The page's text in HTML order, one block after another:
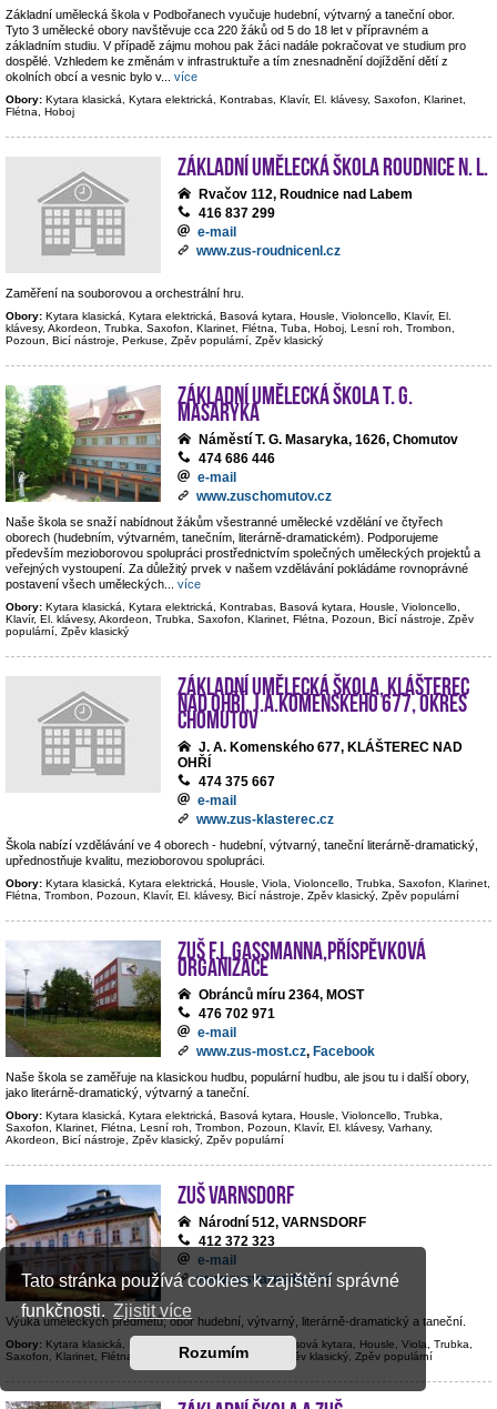
Tato stránka používá cookies k zajištění správné
funkčnosti. Zjistit více
Rozumím
Základní umělecká škola v Podbořanech vyučuje hudební, výtvarný a taneční obor.
Tyto 3 umělecké obory navštěvuje cca 220 žáků od 5 do 18 let v přípravném a
základním studiu. V případě zájmu mohou pak žáci nadále pokračovat ve studium pro
dospělé. Vzhledem ke změnám v infrastruktuře a tím znesnadnění dojíždění dětí z
okolních obcí a vesnic bylo v... více
Obory: Kytara klasická, Kytara elektrická, Kontrabas, Klavír, El. klávesy, Saxofon, Klarinet,
Flétna, Hoboj
Základní umělecká škola Roudnice n. L.
Rvačov 112, Roudnice nad Labem
416 837 299
e-mail
www.zus-roudnicenl.cz
Zaměření na souborovou a orchestrální hru.
Obory: Kytara klasická, Kytara elektrická, Basová kytara, Housle, Violoncello, Klavír, El.
klávesy, Akordeon, Trubka, Saxofon, Klarinet, Flétna, Tuba, Hoboj, Lesní roh, Trombon,
Pozoun, Bicí nástroje, Perkuse, Zpěv populární, Zpěv klasický
Základní umělecká škola T. G.
Masaryka
Náměstí T. G. Masaryka, 1626, Chomutov
474 686 446
e-mail
www.zuschomutov.cz
Naše škola se snaží nabídnout žákům všestranné umělecké vzdělání ve čtyřech
oborech (hudebním, výtvarném, tanečním, literárně-dramatickém). Podporujeme
především mezioborovou spolupráci prostřednictvím společných uměleckých projektů a
veřejných vystoupení. Za důležitý prvek v našem vzdělávání pokládáme rovnoprávné
postavení všech uměleckých
více
Obory: Kytara klasická, Kytara elektrická, Kontrabas, Basová kytara, Housle, Violoncello,
Klavír, El. klávesy, Akordeon, Trubka, Saxofon, Klarinet, Flétna, Pozoun, Bicí nástroje, Zpěv
populární, Zpěv klasický
Základní umělecká škola, Klášterec
nad Ohří, J.A.Komenského 677, okres
Chomutov
J. A. Komenského 677, KLÁŠTEREC NAD
OHŘÍ
474 375 667
e-mail
www.zus-klasterec.cz
Škola nabízí vzdělávání ve 4 oborech - hudební, výtvarný, taneční literárně-dramatický,
upřednostňuje kvalitu, mezioborovou spolupráci.
Obory: Kytara klasická, Kytara elektrická, Housle, Viola, Violoncello, Trubka, Saxofon, Klarinet,
Flétna, Trombon, Pozoun, Klavír, El. klávesy, Bicí nástroje, Zpěv klasický, Zpěv populární
ZUŠ F.L.Gassmanna,příspěvková
organizace
Obránců míru 2364, MOST
476 702 971
e-mail
www.zus-most.cz, Facebook
Naše škola se zaměřuje na klasickou hudbu, populární hudbu, ale jsou tu i další obory,
jako literárně-dramatický, výtvarný a taneční.
Obory: Kytara klasická, Kytara elektrická, Basová kytara, Housle, Violoncello, Trubka,
Saxofon, Klarinet, Flétna, Lesní roh, Trombon, Pozoun, Klavír, El. klávesy, Varhany,
Akordeon, Bicí nástroje, Zpěv klasický, Zpěv populární
ZUŠ Varnsdorf
Národní 512, VARNSDORF
412 372 323
e-mail
www.zusvarnsdorf.cz
Výuka uměleckých předmětů; obor hudební, výtvarný, literárně-dramatický a taneční.
Obory: Kytara klasická, Kytara elektrická, Kontrabas, Basová kytara, Housle, Viola, Trubka,
Saxofon, Klarinet, Flétna, Hoboj, Klavír, Bicí nástroje, Zpěv klasický, Zpěv populární